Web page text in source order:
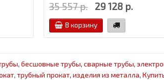
35 557 р. 29 128 р.
В корзину
, бесшовные трубы, сварные трубы,
, трубный прокат, изделия из металла,